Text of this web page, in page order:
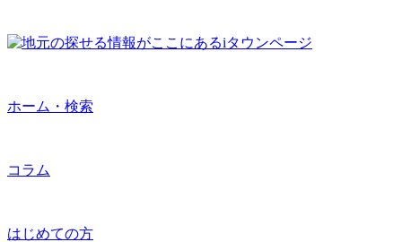
ホーム・検索
コラム
はじめての方